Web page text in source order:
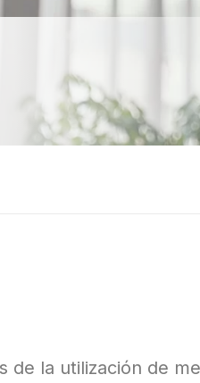
de la utilización de